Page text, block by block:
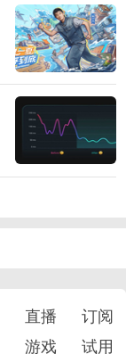
直播
订阅
游戏 试用